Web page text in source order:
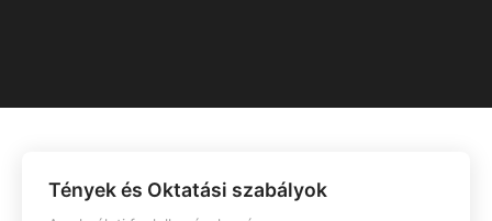
Tények és Oktatási szabályok